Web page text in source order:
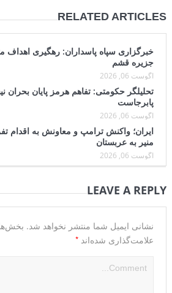
RELATED ARTICLES
خبرگزاری سپاه پاسداران: رهگیری اهداف
جزیره قشم
آگوست 06, 2026
تحلیلگر حکومتی: تفاهم هرمز پایان
پابرجاست
آگوست 06, 2026
ایران؛ واکنش ترامپ و معاونش به اقدام
منیر به عربستان
آگوست 06, 2026
LEAVE A REPLY
نشانی ایمیل شما منتشر نخواهد شد.
علامت‌گذاری شده‌اند *